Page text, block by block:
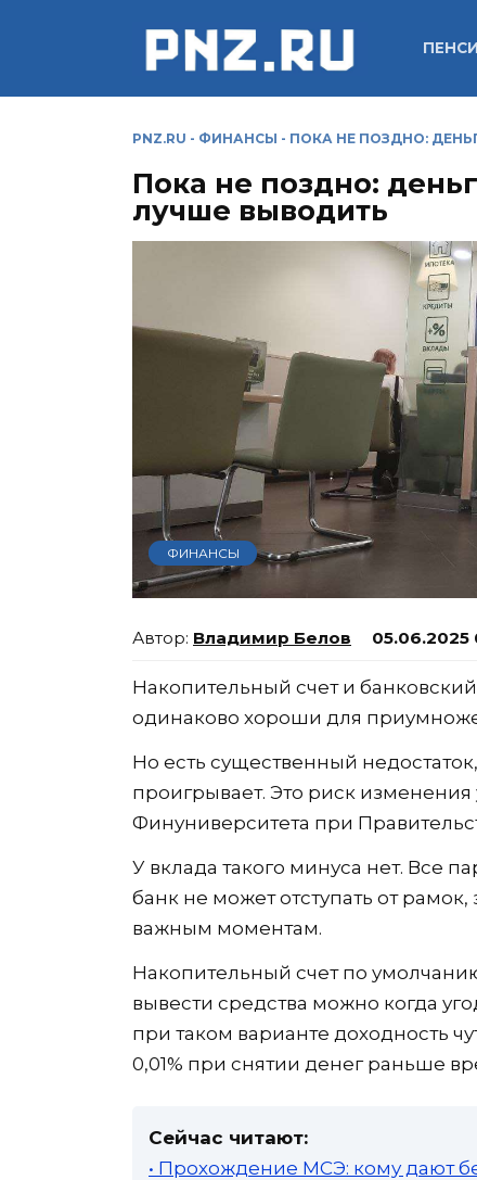
PNZ.RU - ФИНАНСЫ - ПОКА НЕ ПОЗДНО:
Пока не поздно:
лучше выводить
ФИНАНСЫ
Владимир Белов 05.06.2025
Накопительный счет и
одинаково хороши для
Но есть существенный
проигрывает. Это риск
Финуниверситета при
У вклада такого минуса нет. Все
банк не может отступать от
важным моментам.
Накопительный счет по
вывести средства можно когда
при таком варианте доходность
0,01% при снятии денег раньше
Сейчас читают:
• Прохождение МСЭ: кому дают